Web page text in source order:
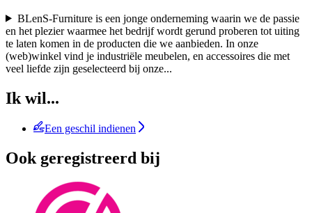
BLenS-Furniture is een jonge onderneming waarin we de passie
en het plezier waarmee het bedrijf wordt gerund proberen tot uiting
te laten komen in de producten die we aanbieden. In onze
(web)winkel vind je industriële meubelen, en accessoires die met
veel liefde zijn geselecteerd bij onze...
Ik wil...
Een geschil indienen
Ook geregistreerd bij